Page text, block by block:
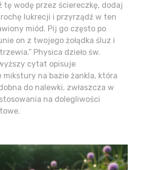
tę wodę przez ściereczkę, dodaj
lukrecji i przyrządź w ten
miód. Pij go często po
on z twojego żołądka śluz i
Physica dzieło św.
cytat opisuje
na bazie żankla, która
do nalewki, zwłaszcza w
na dolegliwości